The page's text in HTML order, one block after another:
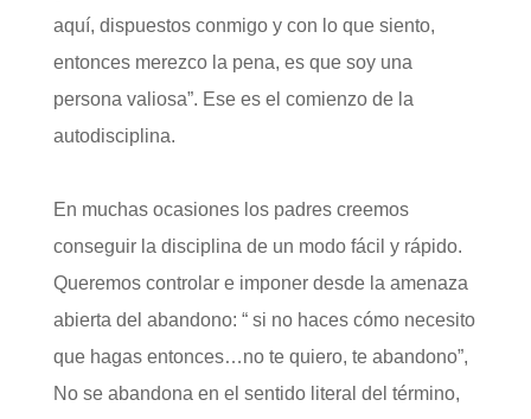
aquí, dispuestos conmigo y con lo que siento,
entonces merezco la pena, es que soy una
persona valiosa”. Ese es el comienzo de la
autodisciplina.
En muchas ocasiones los padres creemos
conseguir la disciplina de un modo fácil y rápido.
Queremos controlar e imponer desde la amenaza
abierta del abandono: “ si no haces cómo necesito
que hagas entonces…no te quiero, te abandono”,
No se abandona en el sentido literal del término,